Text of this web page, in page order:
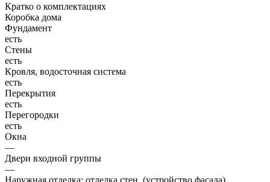
Кратко о комплектациях
Коробка дома
Фундамент
есть
Стены
есть
Кровля, водосточная система
есть
Перекрытия
есть
Перегородки
есть
Окна
—
Двери входной группы
—
Наружная отделка: отделка стен, (устройство фасада),